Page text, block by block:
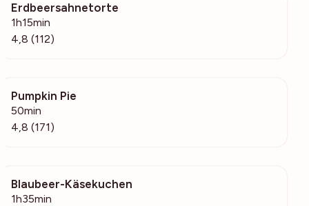
Erdbeersahnetorte
1h15min
4,8 (112)
Pumpkin Pie
50min
4,8 (171)
Blaubeer-Käsekuchen
1h35min